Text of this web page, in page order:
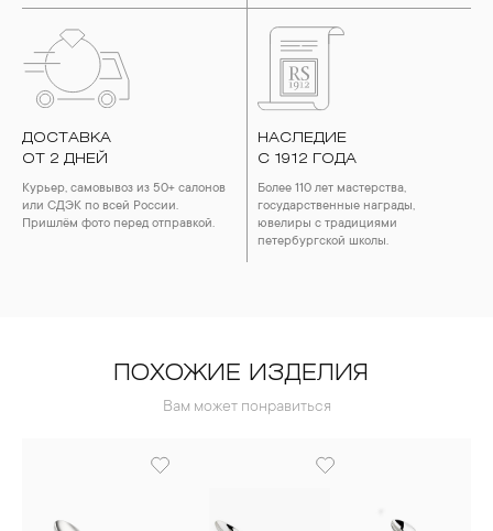
ДОСТАВКА
ОТ 2 ДНЕЙ
Курьер, самовывоз из 50+ салонов
или СДЭК по всей России.
Пришлём фото перед отправкой.
НАСЛЕДИЕ
С 1912 ГОДА
Более 110 лет мастерства,
государственные награды,
ювелиры с традициями
петербургской школы.
ПОХОЖИЕ ИЗДЕЛИЯ
Вам может понравиться